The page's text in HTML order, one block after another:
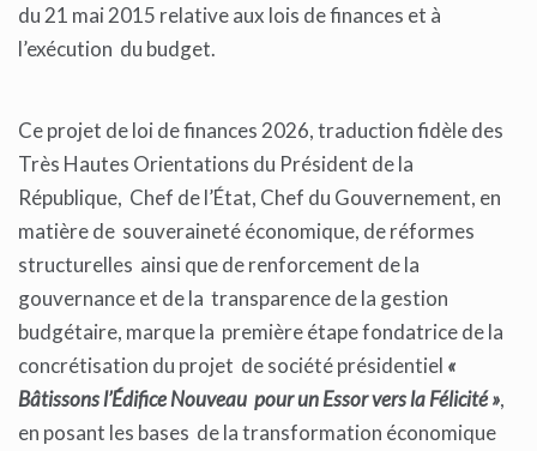
du 21 mai 2015 relative aux lois de finances et à
l’exécution du budget.
Ce projet de loi de finances 2026, traduction fidèle des
Très Hautes Orientations du Président de la
République, Chef de l’État, Chef du Gouvernement, en
matière de souveraineté économique, de réformes
structurelles ainsi que de renforcement de la
gouvernance et de la transparence de la gestion
budgétaire, marque la première étape fondatrice de la
concrétisation du projet de société présidentiel «
Bâtissons l’Édifice Nouveau pour un Essor vers la Félicité »,
en posant les bases de la transformation économique